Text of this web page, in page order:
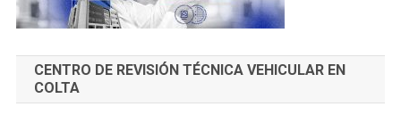
CENTRO DE REVISIÓN TÉCNICA VEHICULAR EN
COLTA